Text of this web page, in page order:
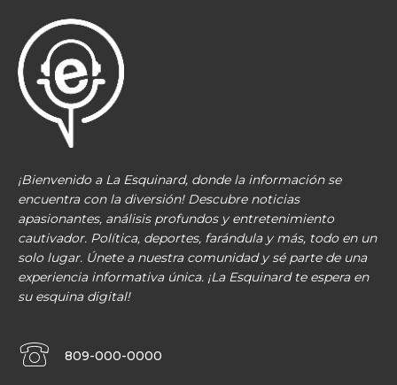
¡Bienvenido a La Esquinard, donde la información se
encuentra con la diversión! Descubre noticias
apasionantes, análisis profundos y entretenimiento
cautivador. Política, deportes, farándula y más, todo en un
solo lugar. Únete a nuestra comunidad y sé parte de una
experiencia informativa única. ¡La Esquinard te espera en
su esquina digital!
809-000-0000